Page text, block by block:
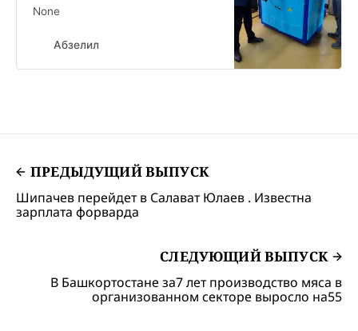
None
Абзелил
ПРЕДЫДУЩИЙ ВЫПУСК
Шипачев перейдет в Салават Юлаев . Известна
зарплата форварда
СЛЕДУЮЩИЙ ВЫПУСК
В Башкортостане за7 лет производство мяса в
организованном секторе выросло на55